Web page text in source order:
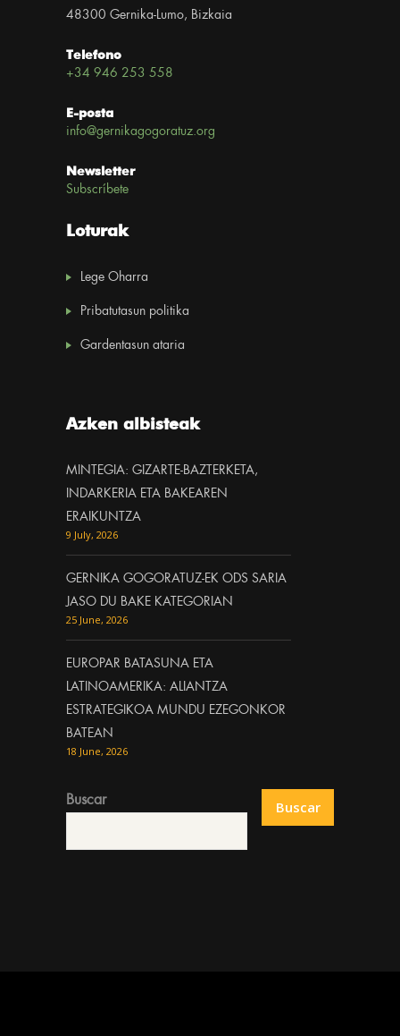
48300 Gernika-Lumo, Bizkaia
Telefono
+34 946 253 558
E-posta
info@gernikagogoratuz.org
Newsletter
Subscríbete
Loturak
Lege Oharra
Pribatutasun politika
Gardentasun ataria
Azken albisteak
MINTEGIA: GIZARTE-BAZTERKETA,
INDARKERIA ETA BAKEAREN
ERAIKUNTZA
9 July, 2026
GERNIKA GOGORATUZ-EK ODS SARIA
JASO DU BAKE KATEGORIAN
25 June, 2026
EUROPAR BATASUNA ETA
LATINOAMERIKA: ALIANTZA
ESTRATEGIKOA MUNDU EZEGONKOR
BATEAN
18 June, 2026
Buscar Buscar